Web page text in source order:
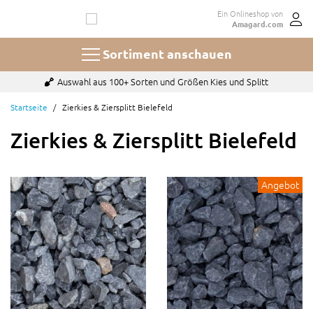
springen
Ein Onlineshop von
Amagard.com
Sortiment anschauen
Bezahlen mit u.a. Paypal, Karte oder auf Rechnung
Startseite Zierkies & Ziersplitt Bielefeld
Zierkies & Ziersplitt Bielefeld
Angebot